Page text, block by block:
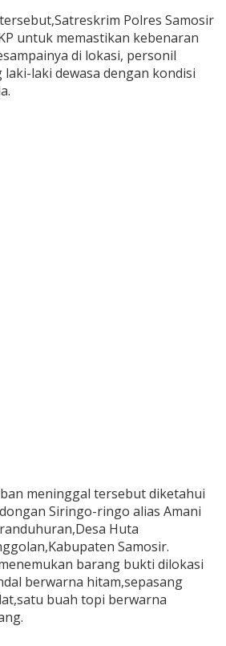
Polres Samosir
untuk memastikan kebenaran
di lokasi, personil
laki dewasa dengan kondisi
meninggal tersebut diketahui
Siringo-ringo alias Amani
Huta
Samosir.
barang bukti dilokasi
berwarna hitam,sepasang
buah topi berwarna